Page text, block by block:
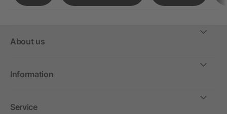
About us
Information
Service